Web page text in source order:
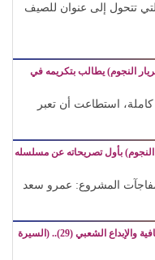
تتحول إلى عنوان للصيف
النجوم) يطالب بتكريمه في
استطاعت أن تعبر
بأول تصريحاته عن مسلسله
المشروع: عمرو سعد
كمال زغلول يكتب: البنية الثقافية والإبداع الشعبي (29).. (السيرة